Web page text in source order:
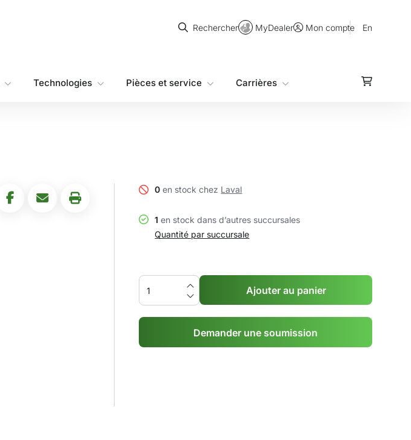
Rechercher
Rechercher MyDealer Mon compte En
Technologies Pièces et service Carrières
0 en stock chez Laval
1 en stock dans d’autres succursales
Quantité par succursale
Ajouter au panier
Demander une soumission